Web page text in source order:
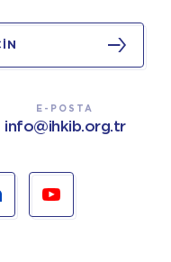
E-POSTA
info@ihkib.org.tr